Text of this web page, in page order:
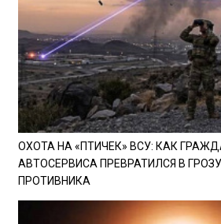
ОХОТА НА «ПТИЧЕК» ВСУ: КАК
АВТОСЕРВИСА ПРЕВРАТИЛСЯ В
ПРОТИВНИКА